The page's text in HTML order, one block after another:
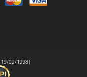
19/02/1998)